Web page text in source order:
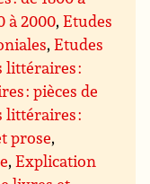
à 2000,Etudes
,Etudes
littéraires :
: pièces de
littéraires :
prose,
,Explication